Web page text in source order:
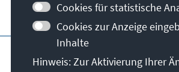
Besuchen Sie auch
Hauptseite der KAS
Cookies für statistische
Cookies zur Anzeige
Inhalte
Hinweis: Zur Aktivierung Ihrer